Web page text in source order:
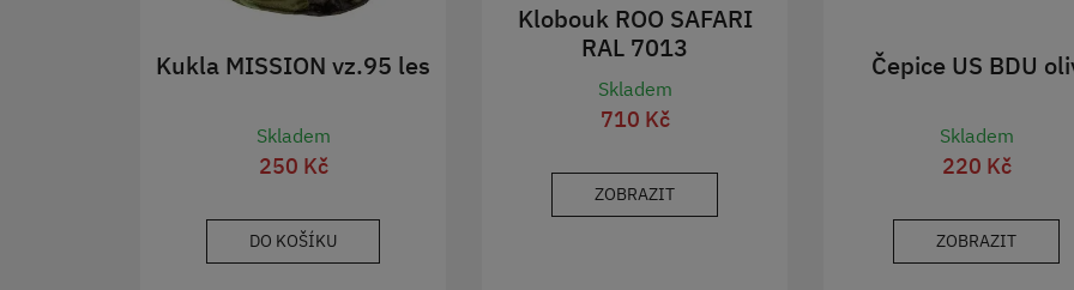
Kukla MISSION vz.95 les
Skladem
250 Kč
DO KOŠÍKU
Klobouk ROO SAFARI
RAL 7013
Skladem
710 Kč
ZOBRAZIT
Čepice US BDU
Skladem
220 Kč
ZOBRAZIT